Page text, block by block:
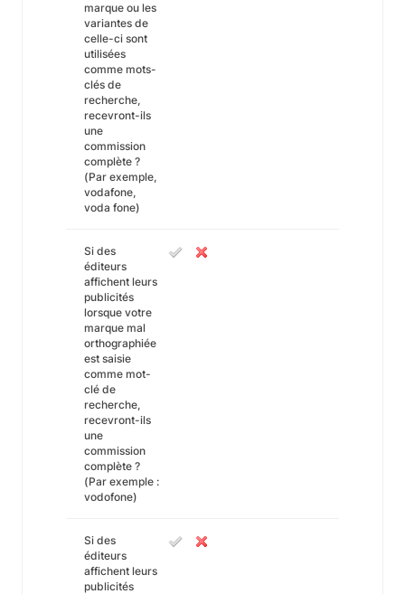
marque ou les
variantes de
celle-ci sont
utilisées
comme mots-
clés de
recherche,
recevront-ils
une
commission
complète ?
(Par exemple,
vodafone,
voda fone)
Si des
éditeurs
affichent leurs
publicités
lorsque votre
marque mal
orthographiée
est saisie
comme mot-
clé de
recherche,
recevront-ils
une
commission
complète ?
(Par exemple :
vodofone)
Si des
éditeurs
affichent leurs
publicités